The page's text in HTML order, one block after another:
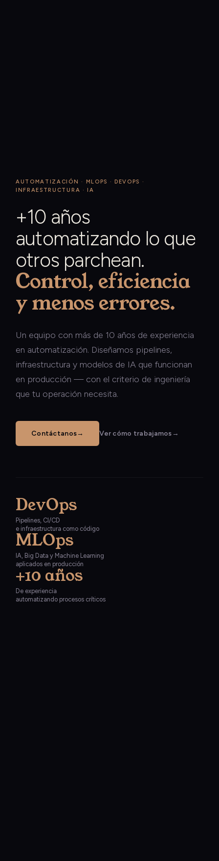
AUTOMATIZACIÓN · MLOPS · DEVOPS ·
INFRAESTRUCTURA · IA
+10 años
automatizando lo que
otros parchean.
Control, eficiencia
y menos errores.
Un equipo con más de 10 años de experiencia
en automatización. Diseñamos pipelines,
infraestructura y modelos de IA que funcionan
en producción — con el criterio de ingeniería
que tu operación necesita.
Contáctanos→ Ver cómo trabajamos →
DevOps
Pipelines, CI/CD
e infraestructura como código
MLOps
IA, Big Data y Machine Learning
aplicados en producción
+10 años
De experiencia
automatizando procesos críticos